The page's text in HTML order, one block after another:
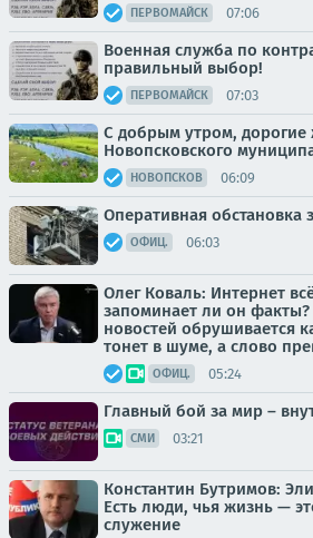
ПЕРВОМАЙСК 07:06
Военная служба по
правильный выбор!
ПЕРВОМАЙСК 07:03
С добрым утром, дорогие
Новопсковского
НОВОПСКОВ 06:09
Оперативная обстановка
ОФИЦ. 06:03
Олег Коваль: Интернет
запоминает ли он факты?
новостей обрушивается
тонет в шуме, а слово
ОФИЦ. 05:24
Главный бой за мир –
СМИ 03:21
Константин Бутримов:
Есть люди, чья жизнь —
служение